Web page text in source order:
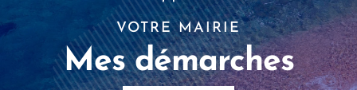
VOTRE MAIRIE
Mes démarches